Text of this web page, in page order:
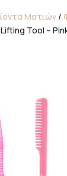
Ματιών/
Tool –